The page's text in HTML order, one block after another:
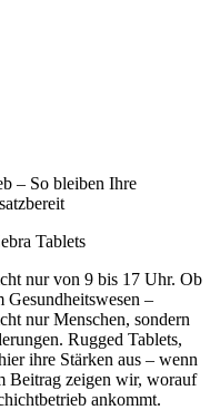
– So bleiben Ihre
nur von 9 bis 17 Uhr. Ob
–
nur Menschen, sondern
Rugged Tablets,
ihre Stärken aus – wenn
Beitrag zeigen wir, worauf
ankommt.